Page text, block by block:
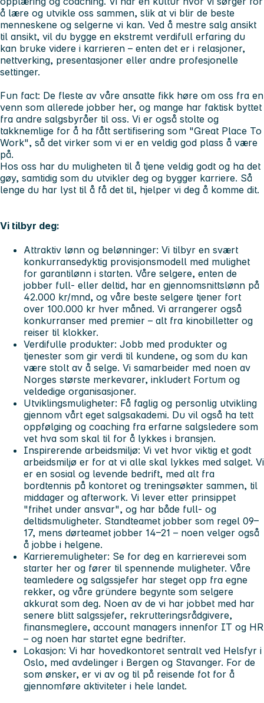
å lære og utvikle oss sammen, slik at vi blir de beste
menneskene og selgerne vi kan. Ved å mestre salg ansikt
til ansikt, vil du bygge en ekstremt verdifull erfaring du
kan bruke videre i karrieren – enten det er i relasjoner,
nettverking, presentasjoner eller andre profesjonelle
settinger.
Fun fact: De fleste av våre ansatte fikk høre om oss fra en
venn som allerede jobber her, og mange har faktisk byttet
fra andre salgsbyråer til oss. Vi er også stolte og
takknemlige for å ha fått sertifisering som "Great Place To
Work", så det virker som vi er en veldig god plass å være
på.
Hos oss har du muligheten til å tjene veldig godt og ha det
gøy, samtidig som du utvikler deg og bygger karriere. Så
lenge du har lyst til å få det til, hjelper vi deg å komme dit.
Vi tilbyr deg:
Attraktiv lønn og belønninger: Vi tilbyr en svært
konkurransedyktig provisjonsmodell med mulighet
for garantilønn i starten. Våre selgere, enten de
jobber full- eller deltid, har en gjennomsnittslønn på
42.000 kr/mnd, og våre beste selgere tjener fort
over 100.000 kr hver måned. Vi arrangerer også
konkurranser med premier – alt fra kinobilletter og
reiser til klokker.
Verdifulle produkter: Jobb med produkter og
tjenester som gir verdi til kundene, og som du kan
være stolt av å selge. Vi samarbeider med noen av
Norges største merkevarer, inkludert Fortum og
veldedige organisasjoner.
Utviklingsmuligheter: Få faglig og personlig utvikling
gjennom vårt eget salgsakademi. Du vil også ha tett
oppfølging og coaching fra erfarne salgsledere som
vet hva som skal til for å lykkes i bransjen.
Inspirerende arbeidsmiljø: Vi vet hvor viktig et godt
arbeidsmiljø er for at vi alle skal lykkes med salget. Vi
er en sosial og levende bedrift, med alt fra
bordtennis på kontoret og treningsøkter sammen, til
middager og afterwork. Vi lever etter prinsippet
"frihet under ansvar", og har både full- og
deltidsmuligheter. Standteamet jobber som regel 09–
17, mens dørteamet jobber 14–21 – noen velger også
å jobbe i helgene.
Karrieremuligheter: Se for deg en karrierevei som
starter her og fører til spennende muligheter. Våre
teamledere og salgssjefer har steget opp fra egne
rekker, og våre gründere begynte som selgere
akkurat som deg. Noen av de vi har jobbet med har
senere blitt salgssjefer, rekrutteringsrådgivere,
finansmeglere, account managers innenfor IT og HR
– og noen har startet egne bedrifter.
Lokasjon: Vi har hovedkontoret sentralt ved Helsfyr i
Oslo, med avdelinger i Bergen og Stavanger. For de
som ønsker, er vi av og til på reisende fot for å
gjennomføre aktiviteter i hele landet.